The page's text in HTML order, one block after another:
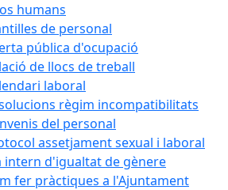
humans
de personal
pública d'ocupació
de llocs de treball
laboral
règim incompatibilitats
del personal
assetjament sexual i laboral
intern d'igualtat de gènere
fer pràctiques a l'Ajuntament